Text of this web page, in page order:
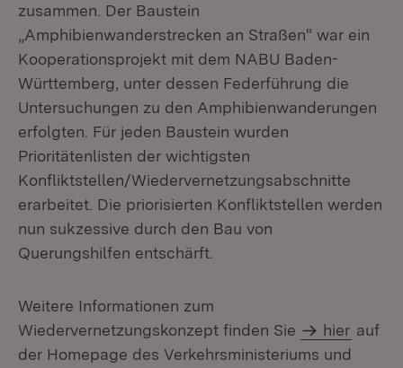
zusammen. Der Baustein
„Amphibienwanderstrecken an Straßen" war ein
Kooperationsprojekt mit dem NABU Baden-
Württemberg, unter dessen Federführung die
Untersuchungen zu den Amphibienwanderungen
erfolgten. Für jeden Baustein wurden
Prioritätenlisten der wichtigsten
Konfliktstellen/Wiedervernetzungsabschnitte
erarbeitet. Die priorisierten Konfliktstellen werden
nun sukzessive durch den Bau von
Querungshilfen entschärft.
Weitere Informationen zum
Wiedervernetzungskonzept finden Sie
hier auf
der Homepage des Verkehrsministeriums und